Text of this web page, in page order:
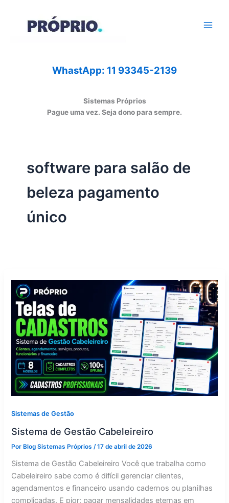
WhastApp: 11 93345-2139
Sistemas Próprios
Pague uma vez. Seja dono para sempre.
software para salão de
beleza pagamento
único
Sistemas de Gestão
Sistema de Gestão Cabeleireiro
PorBlog Sistemas Próprios/17 de abril de 2026
Sistema de Gestão Cabeleireiro Você que trabalha como
Cabeleireiro sabe como é difícil gerenciar clientes,
agendamentos e financeiro usando cadernos ou planilhas
complicadas. E pior: pagar mensalidades eternas em